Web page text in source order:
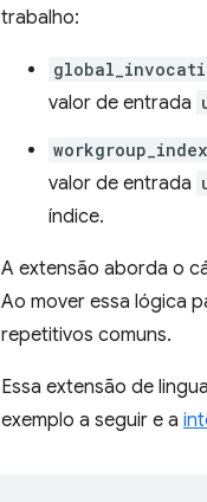
trabalho:
valor de entrada
workgroup_index
valor de entrada
índice.
A extensão aborda o
Ao mover essa lógica
repetitivos comuns.
Essa extensão de
exemplo a seguir e a